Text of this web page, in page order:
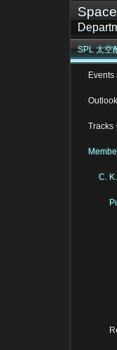
SPL 太空
Events
Tracks
C.